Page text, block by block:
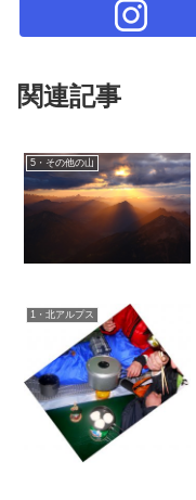
関連記事
5・その他の山
1・北アルプス